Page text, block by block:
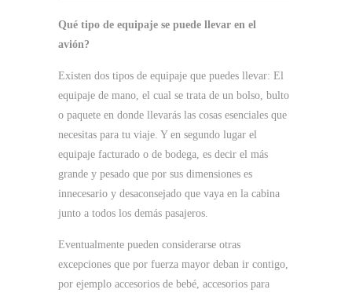
Qué tipo de equipaje se puede llevar en el
avión?
Existen dos tipos de equipaje que puedes llevar: El
equipaje de mano, el cual se trata de un bolso, bulto
o paquete en donde llevarás las cosas esenciales que
necesitas para tu viaje. Y en segundo lugar el
equipaje facturado o de bodega, es decir el más
grande y pesado que por sus dimensiones es
innecesario y desaconsejado que vaya en la cabina
junto a todos los demás pasajeros.
Eventualmente pueden considerarse otras
excepciones que por fuerza mayor deban ir contigo,
por ejemplo accesorios de bebé, accesorios para